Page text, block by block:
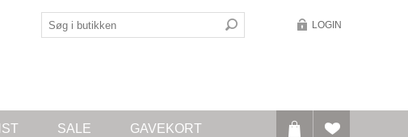
LOGIN
SALE GAVEKORT